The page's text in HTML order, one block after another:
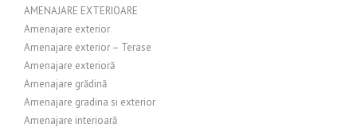
AMENAJARE EXTERIOARE
Amenajare exterior
Amenajare exterior – Terase
Amenajare exterioră
Amenajare grădină
Amenajare gradina si exterior
Amenajare interioară